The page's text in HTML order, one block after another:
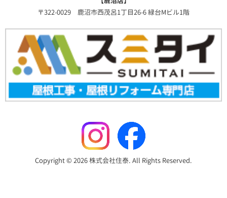
〒322-0029 鹿沼市西茂呂1丁目26-6 緑台Mビル1階
Copyright © 2026 株式会社住泰. All Rights Reserved.